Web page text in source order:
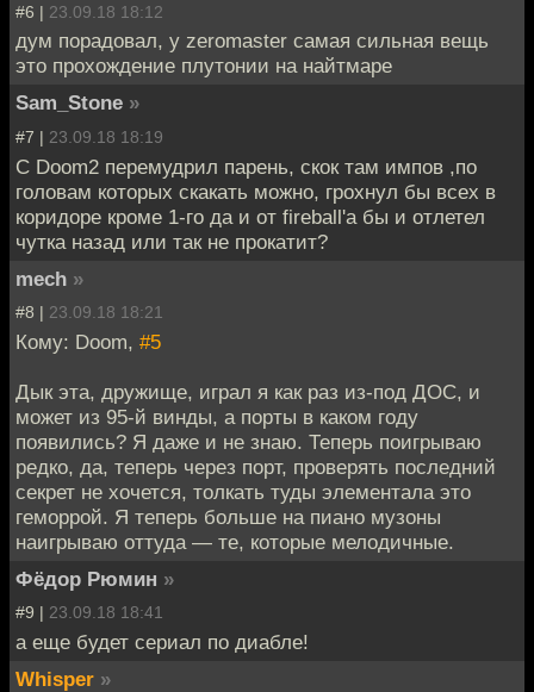
#6 | 23.09.18 18:12
дум порадовал, у zeromaster самая сильная вещь
это прохождение плутонии на найтмаре
Sam_Stone »
#7 | 23.09.18 18:19
C Doom2 перемудрил парень, скок там импов ,по
головам которых скакать можно, грохнул бы всех в
коридоре кроме 1-го да и от fireball'а бы и отлетел
чутка назад или так не прокатит?
mech »
#8 | 23.09.18 18:21
Кому: Doom, #5
Дык эта, дружище, играл я как раз из-под ДОС, и
может из 95-й винды, а порты в каком году
появились? Я даже и не знаю. Теперь поигрываю
редко, да, теперь через порт, проверять последний
секрет не хочется, толкать туды элементала это
геморрой. Я теперь больше на пиано музоны
наигрываю оттуда — те, которые мелодичные.
Фёдор Рюмин »
#9 | 23.09.18 18:41
а еще будет сериал по диабле!
Whisper »